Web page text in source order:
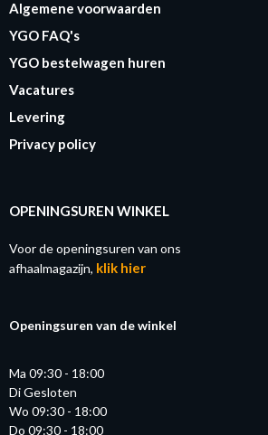
Algemene voorwaarden
YGO FAQ's
YGO bestelwagen huren
Vacatures
Levering
Privacy policy
OPENINGSUREN WINKEL
Voor de openingsuren van ons
afhaalmagazijn, klik hier
Openingsuren van de winkel
Ma 09:30 - 18:00
Di Gesloten
Wo 09:30 - 18:00
Do 09:30 - 18:00